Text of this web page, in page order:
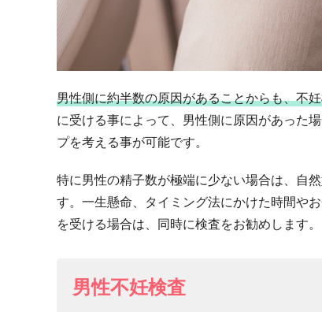
男性側に約半数の原因があることからも、不
に受ける事によって、男性側に原因があった
プを考える事が可能です。
特に男性の精子数が極端に少ない場合は、自
す。一生懸命、タイミング法にかけた時間や
を受ける場合は、同時に検査をお勧めします。
男性不妊検査